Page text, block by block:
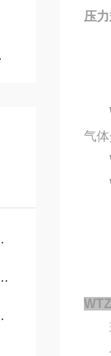
压
气
环
外